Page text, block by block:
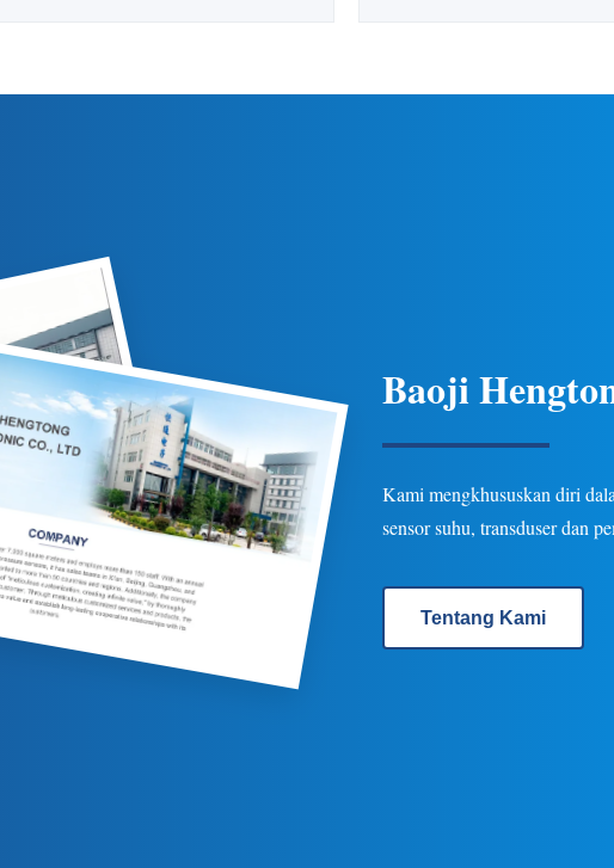
IP65, dan beberapa opsi keluaran/koneksi
industri minyak bumi, kimia,
Baoji
Kami mengkhususkan diri
sensor suhu, transduser dan
Tentang Kami